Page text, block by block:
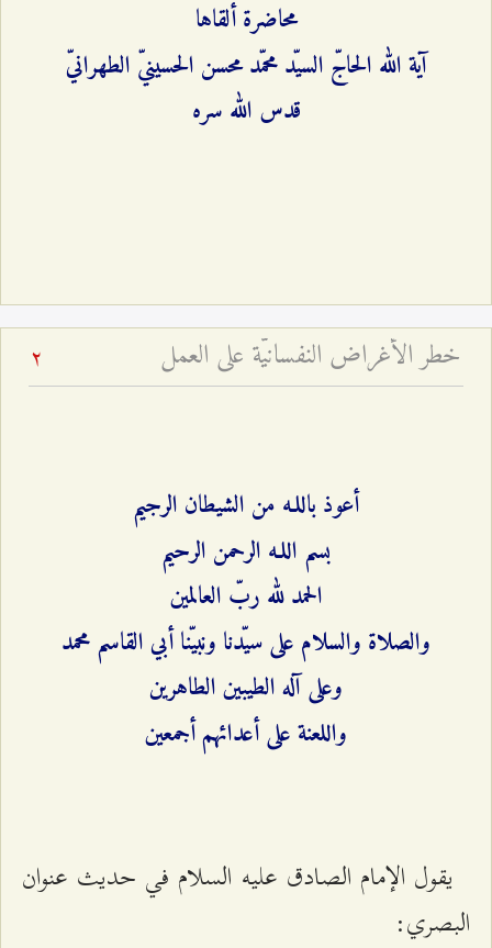
محاضرة ألقاها
آية الله الحاجّ السيّد محمّد محسن الحسينيّ الطهرانيّ
قدس الله سره
خطر الأغراض النفسانيّة على العمل 2
أعوذ باللـه من الشيطان الرجيم
بسم اللـه الرحمن الرحيم
الحمد لله ربّ العالمين
والصلاة والسلام على سيّدنا ونبيّنا أبي القاسم محمد
وعلى آله الطيبين الطاهرين
واللعنة على أعدائهم أجمعين
يقول الإمام الصادق عليه السلام في حديث عنوان
البصري: